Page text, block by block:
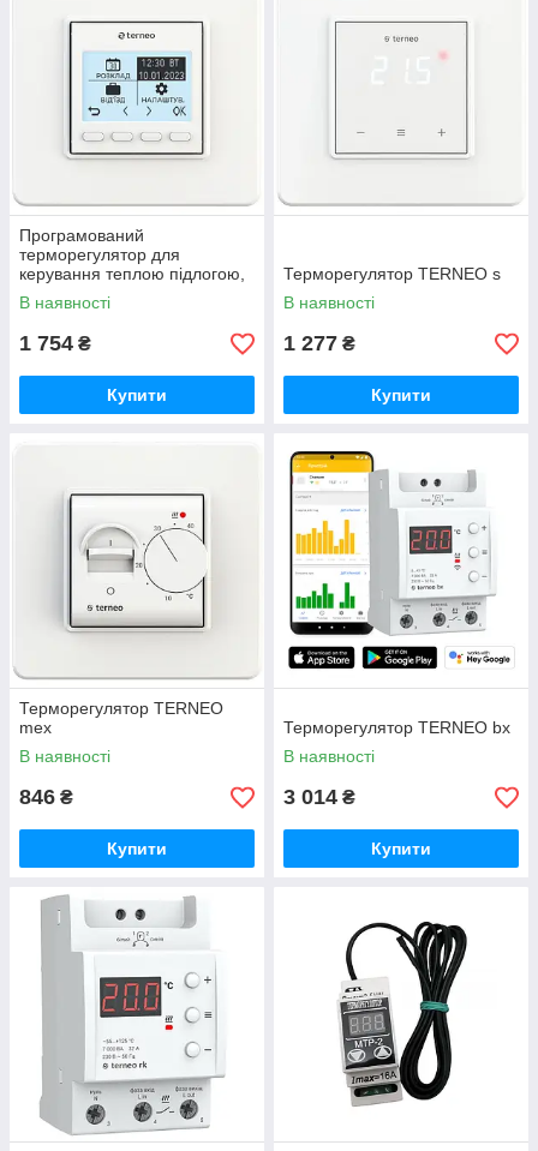
Програмований
терморегулятор для
керування теплою підлогою,
пристроями обігріву та
опалення TERNEO pro
В наявності
1 754 ₴
Купити
Терморегулятор TERNEO s
В наявності
1 277 ₴
Купити
Терморегулятор TERNEO
mex
В наявності
846 ₴
Купити
Терморегулятор TERNEO bx
В наявності
3 014 ₴
Купити